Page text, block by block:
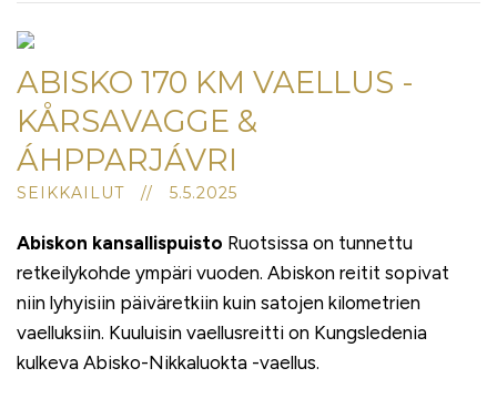
ABISKO 170 KM VAELLUS -
KÅRSAVAGGE &
ÁHPPARJÁVRI
SEIKKAILUT // 5.5.2025
Abiskon kansallispuisto Ruotsissa on tunnettu
retkeilykohde ympäri vuoden. Abiskon reitit sopivat
niin lyhyisiin päiväretkiin kuin satojen kilometrien
vaelluksiin. Kuuluisin vaellusreitti on Kungsledenia
kulkeva Abisko-Nikkaluokta -vaellus.